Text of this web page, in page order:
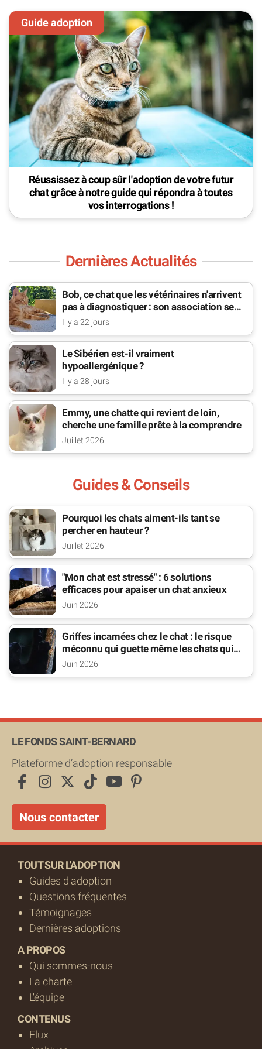
Réussissez à coup sûr l'adoption de votre futur
chat grâce à notre guide qui répondra à toutes
vos interrogations !
Dernières Actualités
Bob, ce chat que les vétérinaires n'arrivent
pas à diagnostiquer : son association se
bat pour lui
Il y a 22 jours
Le Sibérien est-il vraiment
hypoallergénique ?
Il y a 28 jours
Emmy, une chatte qui revient de loin,
cherche une famille prête à la comprendre
Juillet 2026
Guides & Conseils
Pourquoi les chats aiment-ils tant se
percher en hauteur ?
Juillet 2026
"Mon chat est stressé" : 6 solutions
efficaces pour apaiser un chat anxieux
Juin 2026
Griffes incarnées chez le chat : le risque
méconnu qui guette même les chats qui
sortent
Juin 2026
LE FONDS SAINT-BERNARD
Plateforme d’adoption responsable
Nous contacter
TOUT SUR L'ADOPTION
Guides d'adoption
Questions fréquentes
Témoignages
Dernières adoptions
A PROPOS
Qui sommes-nous
La charte
L'équipe
CONTENUS
Flux